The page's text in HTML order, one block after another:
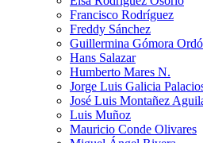
Francisco Rodríguez
Freddy Sánchez
Guillermina Gómora
Hans Salazar
Humberto Mares N.
Jorge Luis Galicia
José Luis Montañez
Luis Muñoz
Mauricio Conde Olivares